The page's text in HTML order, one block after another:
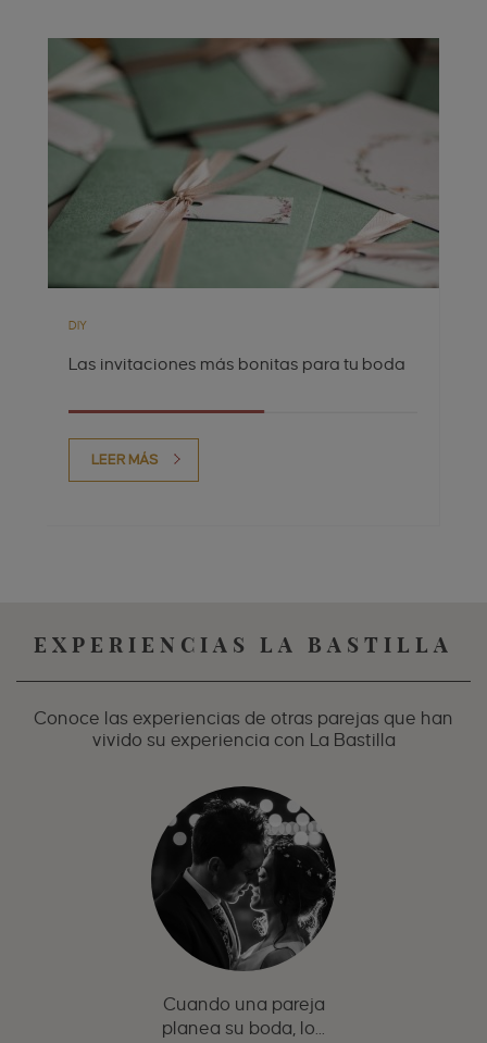
DIY
Las invitaciones más bonitas para tu boda
LEER MÁS
EXPERIENCIAS LA BASTILLA
Conoce las experiencias de otras parejas que han
vivido su experiencia con La Bastilla
Cuando una pareja
planea su boda, lo...